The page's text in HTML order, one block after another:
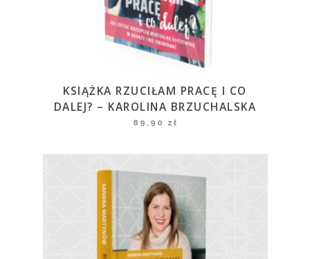
KSIĄŻKA RZUCIŁAM PRACĘ I CO
DALEJ? – KAROLINA BRZUCHALSKA
89,90 zł